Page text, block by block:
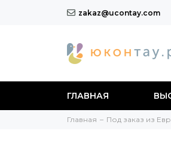
zakaz@ucontay.com
ГЛАВНАЯ
Главная Под заказ из